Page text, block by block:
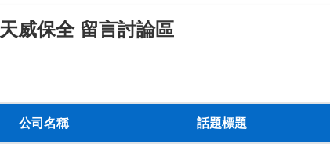
天威保全 留言討論區
公司名稱 話題標題